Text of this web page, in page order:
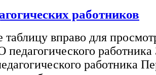
работников
таблицу вправо для
работника
работника